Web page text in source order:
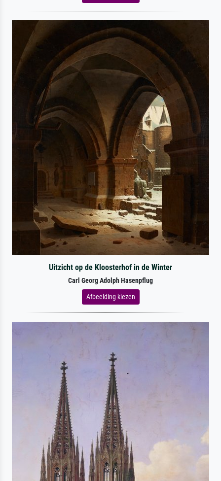
Uitzicht op de Kloosterhof in de Winter
Carl Georg Adolph Hasenpflug
Afbeelding kiezen